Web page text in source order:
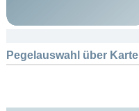
Pegelauswahl über Karte